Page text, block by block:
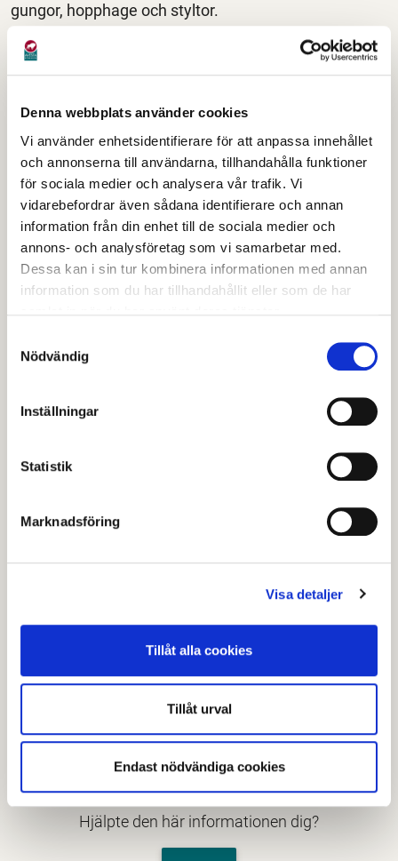
Denna webbplats använder cookies
Vi använder enhetsidentifierare för att anpassa innehållet
och annonserna till användarna, tillhandahålla funktioner
för sociala medier och analysera vår trafik. Vi
vidarebefordrar även sådana identifierare och annan
information från din enhet till de sociala medier och
annons- och analysföretag som vi samarbetar med.
Dessa kan i sin tur kombinera informationen med annan
information som du har tillhandahållit eller som de har
Nödvändig
Inställningar
Statistik
Marknadsföring
Visa detaljer
Tillåt alla cookies
Tillåt urval
Endast nödvändiga cookies
gungor, hopphage och styltor.
I lekstallet med sina boxar och käppvisenter kan
barnen vara inomhus och leka även vid regnigt väder.
ta med hem. Eller varför inte laga lite mat och leka
visentcafé?
Vi hälsar dig och hela din familj varmt välkomna!
Senast granskad22 september 2025
Hjälpte den här informationen dig?